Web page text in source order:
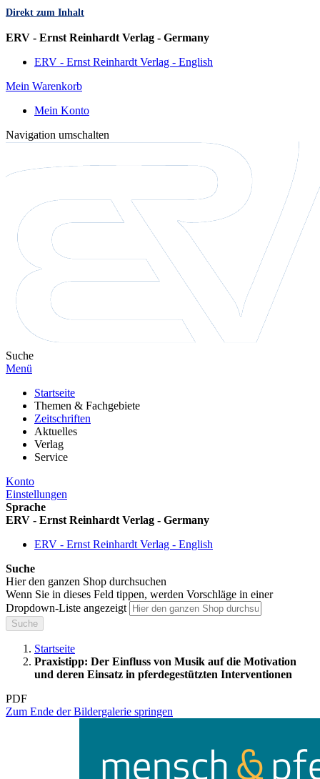
Direkt zum Inhalt
ERV - Ernst Reinhardt Verlag - Germany
ERV - Ernst Reinhardt Verlag - English
Mein Warenkorb
Mein Konto
Navigation umschalten
Suche
Menü
Startseite
Themen & Fachgebiete
Zeitschriften
Aktuelles
Verlag
Service
Konto
Einstellungen
Sprache
ERV - Ernst Reinhardt Verlag - Germany
ERV - Ernst Reinhardt Verlag - English
Suche
Hier den ganzen Shop durchsuchen
Wenn Sie in dieses Feld tippen, werden Vorschläge in einer
Dropdown-Liste angezeigt
Suche
Startseite
Praxistipp: Der Einfluss von Musik auf die Motivation
und deren Einsatz in pferdegestützten Interventionen
PDF
Zum Ende der Bildergalerie springen